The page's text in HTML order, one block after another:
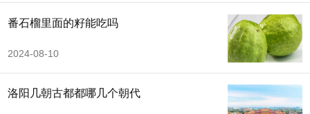
番石榴里面的籽能吃吗
2024-08-10
洛阳几朝古都都哪几个朝代